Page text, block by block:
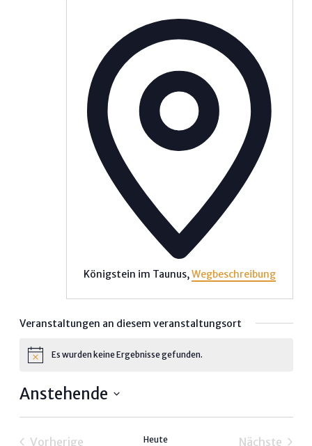
Königstein im Taunus,Wegbeschreibung
Veranstaltungen an diesem veranstaltungsort
HinweisEs wurden keine Ergebnisse gefunden.
Anstehende
Vorherige Heute Nächste